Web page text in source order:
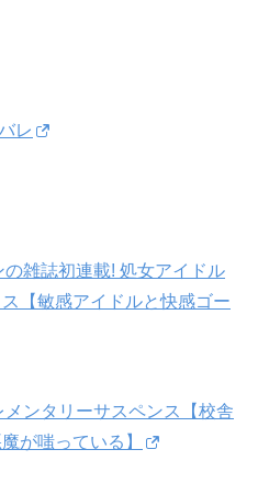
レ
の雑誌初連載! 処女アイドル
【敏感アイドルと快感ゴー
メンタリーサスペンス【校舎
が嗤っている】